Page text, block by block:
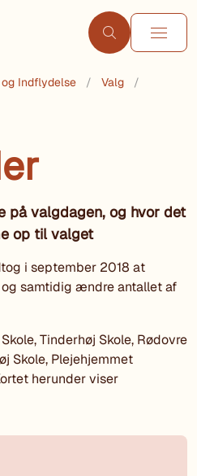
Indflydelse
Valg
på valgdagen, og hvor det
op til valget
i september 2018 at
samtidig ændre antallet af
Tinderhøj Skole, Rødovre
Skole, Plejehjemmet
herunder viser